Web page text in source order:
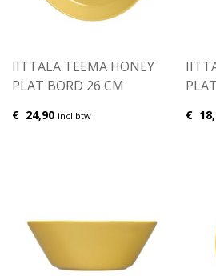
IITTALA TEEMA HONEY
PLAT BORD 26 CM
€ 24,90 incl btw €